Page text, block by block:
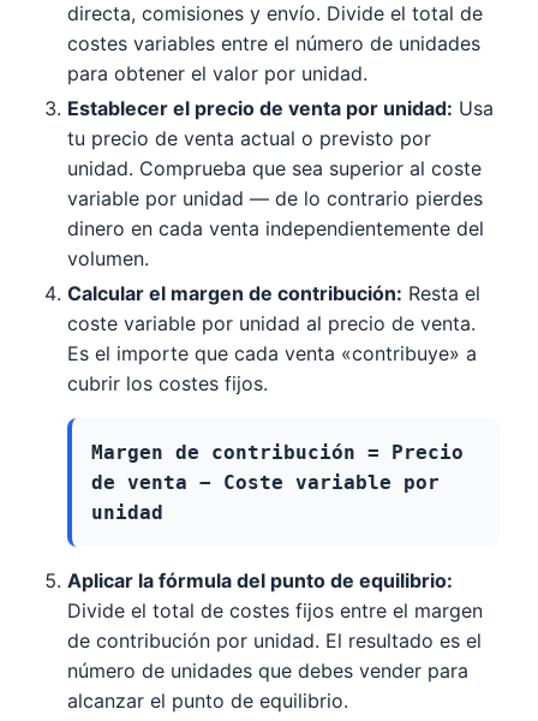
directa, comisiones y envío. Divide el total de
costes variables entre el número de unidades
para obtener el valor por unidad.
Establecer el precio de venta por unidad: Usa
tu precio de venta actual o previsto por
unidad. Comprueba que sea superior al coste
variable por unidad — de lo contrario pierdes
dinero en cada venta independientemente del
volumen.
Calcular el margen de contribución: Resta el
coste variable por unidad al precio de venta.
Es el importe que cada venta «contribuye» a
cubrir los costes fijos.
Margen de contribución = Precio
de venta − Coste variable por
unidad
Aplicar la fórmula del punto de equilibrio:
Divide el total de costes fijos entre el margen
de contribución por unidad. El resultado es el
número de unidades que debes vender para
alcanzar el punto de equilibrio.